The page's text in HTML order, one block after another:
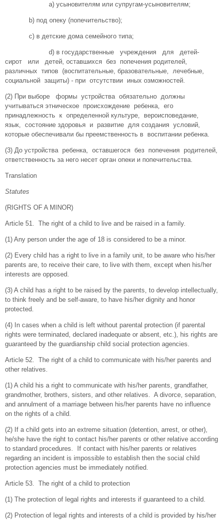
а) усыновителям или супругам-усыновителям;
b) под опеку (попечительство);
с) в детские дома семейного типа;
d) в государственные учреждения для детей-
сирот или детей, оставшихся без попечения родителей,
различных типов (воспитательные, бразовательные, лечебные,
социальной защиты) - при отсутствии иных озможностей.
(2) При выборе формы устройства обязательно должны
учитываться этническое происхождение ребенка, его
принадлежность к определенной культуре, вероисповедание,
язык, состояние здоровья и развитие для создания условий,
которые обеспечивали бы преемственность в воспитании ребенка.
(3) До устройства ребенка, оставшегося без попечения родителей,
ответственность за него несет орган опеки и попечительства.
Translation
Statutes
(RIGHTS OF A MINOR)
Article 51. The right of a child to live and be raised in a family.
(1) Any person under the age of 18 is considered to be a minor.
(2) Every child has a right to live in a family unit, to be aware who his/her
parents are, to receive their care, to live with them, except when his/her
interests are opposed.
(3) A child has a right to be raised by the parents, to develop intellectually,
to think freely and be self-aware, to have his/her dignity and honor
protected.
(4) In cases when a child is left without parental protection (if parental
rights were terminated, declared inadequate or absent, etc.), his rights are
guaranteed by the guardianship child social protection agencies.
Article 52. The right of a child to communicate with his/her parents and
other relatives.
(1) A child his a right to communicate with his/her parents, grandfather,
grandmother, brothers, sisters, and other relatives. A divorce, separation,
and annulment of a marriage between his/her parents have no influence
on the rights of a child.
(2) If a child gets into an extreme situation (detention, arrest, or other),
he/she have the right to contact his/her parents or other relative according
to standard procedures. If contact with his/her parents or relatives
regarding an incident is impossible to establish then the social child
protection agencies must be immediately notified.
Article 53. The right of a child to protection
(1) The protection of legal rights and interests if guaranteed to a child.
(2) Protection of legal rights and interests of a child is provided by his/her